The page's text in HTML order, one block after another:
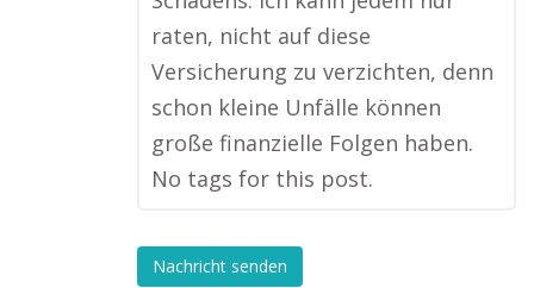
raten, nicht auf diese
Versicherung zu verzichten, denn
schon kleine Unfälle können
große finanzielle Folgen haben.
No tags for this post.
Nachricht senden